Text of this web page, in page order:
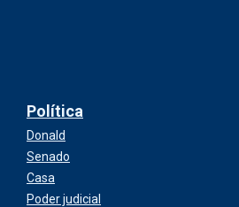
Política
Donald
Senado
Casa
Poder judicial